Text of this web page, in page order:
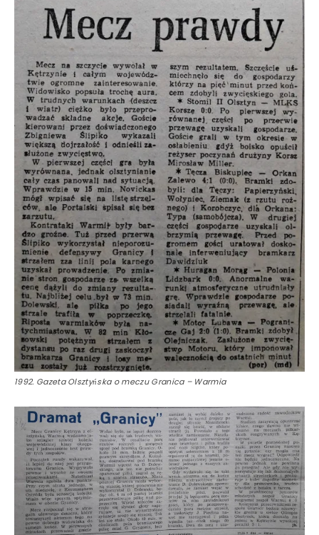
1992. Gazeta Olsztyńska o meczu Granica – Warmia